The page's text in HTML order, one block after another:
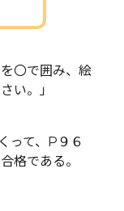
〇で囲み、絵
い。」
って、P９６
格である。